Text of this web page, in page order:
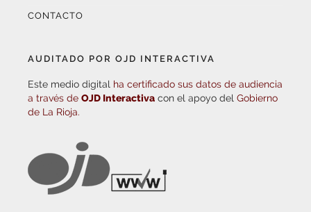
CONTACTO
AUDITADO POR OJD INTERACTIVA
Este medio digital ha certificado sus datos de audiencia
a través de OJD Interactiva con el apoyo del Gobierno
de La Rioja.